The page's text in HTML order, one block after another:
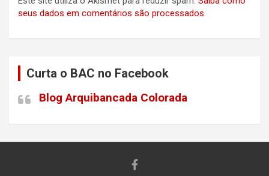
seus dados em comentários são processados.
Curta o BAC no Facebook
Blog Arquibancada Colorada